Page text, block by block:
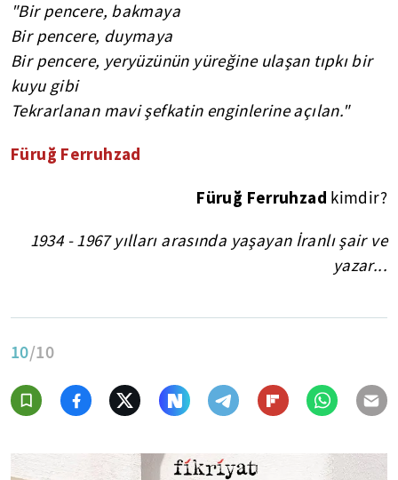
"Bir pencere, bakmaya
Bir pencere, duymaya
Bir pencere, yeryüzünün yüreğine ulaşan tıpkı bir
kuyu gibi
Tekrarlanan mavi şefkatin enginlerine açılan."
Füruğ Ferruhzad
Füruğ Ferruhzad kimdir?
1934 - 1967 yılları arasında yaşayan İranlı şair ve
yazar...
10/10